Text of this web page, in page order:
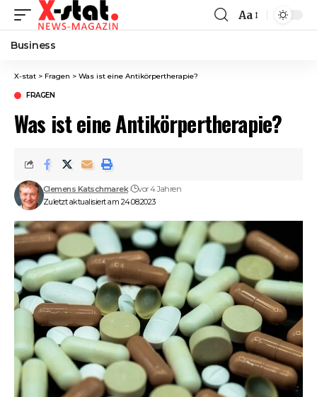
Font
Aa
Business
X-stat > Fragen > Was ist eine Antikörpertherapie?
FRAGEN
Was ist eine Antikörpertherapie?
Zuletzt aktualisiert am 24.08.2023
Clemens Katschmarek vor 4 Jahren